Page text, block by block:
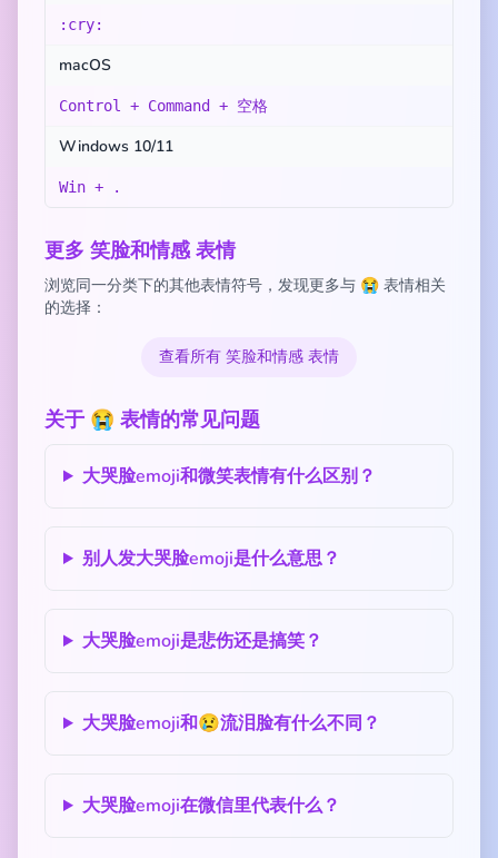
:cry:
macOS
Control + Command + 空格
Windows 10/11
Win + .
更多 笑脸和情感 表情
浏览同一分类下的其他表情符号，发现更多与 😭 表情相关
的选择：
查看所有 笑脸和情感 表情
关于 😭 表情的常见问题
大哭脸emoji和微笑表情有什么区别？
别人发大哭脸emoji是什么意思？
大哭脸emoji是悲伤还是搞笑？
大哭脸emoji和😢流泪脸有什么不同？
大哭脸emoji在微信里代表什么？